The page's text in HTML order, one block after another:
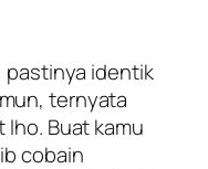
pastinya identik
ternyata
lho. Buat kamu
cobain